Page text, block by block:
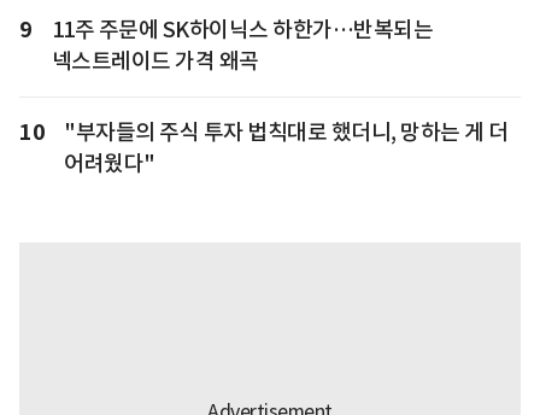
9
11주 주문에 SK하이닉스 하한가…반복되는
넥스트레이드 가격 왜곡
10
"부자들의 주식 투자 법칙대로 했더니, 망하는 게 더
어려웠다"